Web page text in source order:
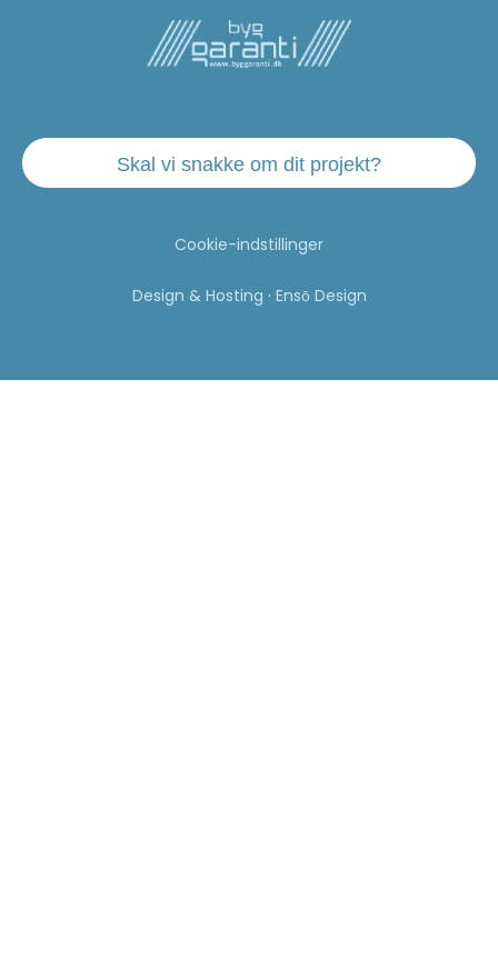
Skal vi snakke om dit projekt?
Cookie-indstillinger
Design & Hosting · Ensō Design